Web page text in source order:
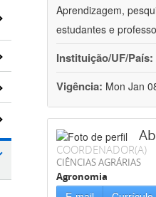
Aprendizagem,
estudantes e
Instituição/UF/País:
Vigência: Mon Jan
COORDENADOR(A)
CIÊNCIAS AGRÁRIAS
Agronomia